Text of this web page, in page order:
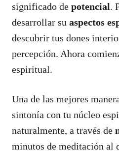
significado de potencial.
desarrollar su aspectos
descubrir tus dones
percepción. Ahora
espiritual.
Una de las mejores
sintonía con tu núcleo
naturalmente, a través de
minutos de meditación al